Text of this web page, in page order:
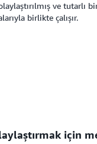
ve tutarlı
birlikte çalışır.
için